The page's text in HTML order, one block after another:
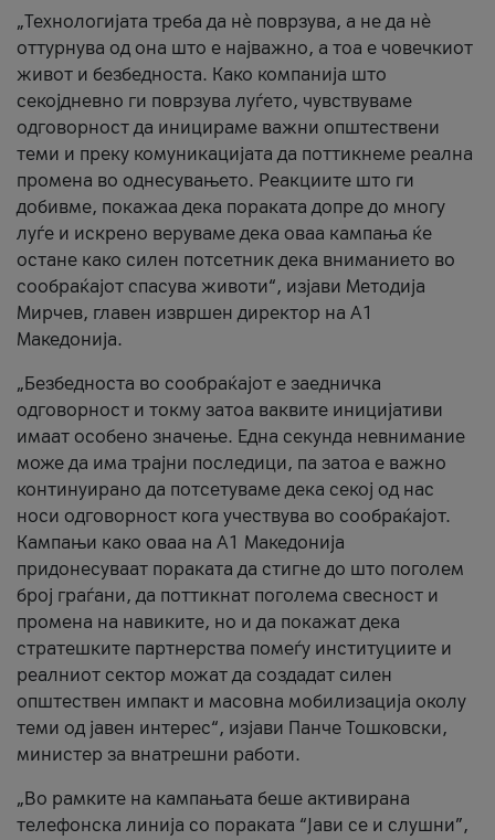
„Технологијата треба да нè поврзува, а не да нè
оттурнува од она што е најважно, а тоа е човечкиот
живот и безбедноста. Како компанија што
секојдневно ги поврзува луѓето, чувствуваме
одговорност да иницираме важни општествени
теми и преку комуникацијата да поттикнеме реална
промена во однесувањето. Реакциите што ги
добивме, покажаа дека пораката допре до многу
луѓе и искрено веруваме дека оваа кампања ќе
остане како силен потсетник дека вниманието во
сообраќајот спасува животи“, изјави Методија
Мирчев, главен извршен директор на А1
Македонија.
„Безбедноста во сообраќајот е заедничка
одговорност и токму затоа ваквите иницијативи
имаат особено значење. Една секунда невнимание
може да има трајни последици, па затоа е важно
континуирано да потсетуваме дека секој од нас
носи одговорност кога учествува во сообраќајот.
Кампањи како оваа на A1 Македонија
придонесуваат пораката да стигне до што поголем
број граѓани, да поттикнат поголема свесност и
промена на навиките, но и да покажат дека
стратешките партнерства помеѓу институциите и
реалниот сектор можат да создадат силен
општествен импакт и масовна мобилизација околу
теми од јавен интерес“, изјави Панче Тошковски,
министер за внатрешни работи.
„Во рамките на кампањата беше активирана
телефонска линија со пораката “Јави се и слушни”,